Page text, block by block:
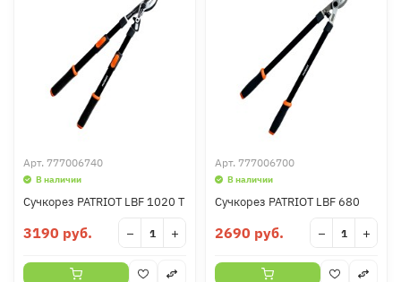
Арт. 777006740
В наличии
Сучкорез PATRIOT LBF 1020 Т
3190 руб. − +
Арт. 777006700
В наличии
Сучкорез PATRIOT LBF 680
2690 руб. − +